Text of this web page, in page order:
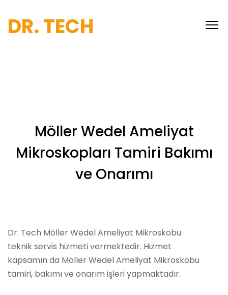
DR. TECH
Möller Wedel Ameliyat
Mikroskopları Tamiri Bakımı
ve Onarımı
Dr. Tech Möller Wedel Ameliyat Mikroskobu
teknik servis hizmeti vermektedir. Hizmet
kapsamın da Möller Wedel Ameliyat Mikroskobu
tamiri, bakımı ve onarım işleri yapmaktadır.